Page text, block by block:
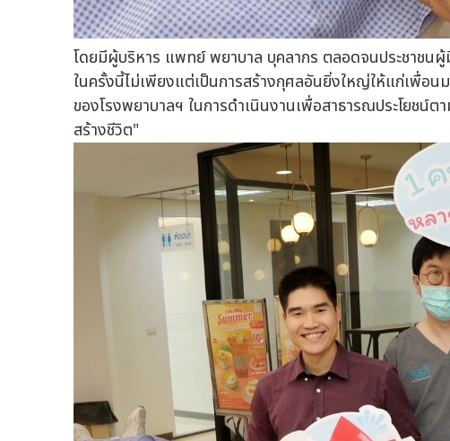
โดยมีผู้บริหาร แพทย์ พยาบาล บุคลากร ตลอดจนประชาชน
ในครั้งนี้ไม่เพียงแต่เป็นการสร้างกุศลอันยิ่งใหญ่ให้แก่เพื่อ
ของโรงพยาบาลฯ ในการดำเนินงานเพื่อสาธารณประโยช
สร้างชีวิต"